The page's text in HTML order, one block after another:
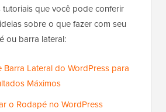
que você pode conferir
sobre o que fazer com seu
ou barra lateral:
Barra Lateral do WordPress para
Máximos
o Rodapé no WordPress